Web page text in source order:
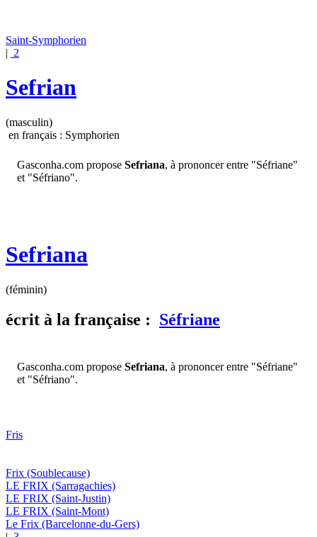
Saint-Symphorien
| 2
Sefrian
(masculin)
en français : Symphorien
Gasconha.com propose Sefriana, à prononcer entre "Séfriane"
et "Séfriano".
Sefriana
(féminin)
écrit à la française : Séfriane
Gasconha.com propose Sefriana, à prononcer entre "Séfriane"
et "Séfriano".
Fris
Frix (Soublecause)
LE FRIX (Sarragachies)
LE FRIX (Saint-Justin)
LE FRIX (Saint-Mont)
Le Frix (Barcelonne-du-Gers)